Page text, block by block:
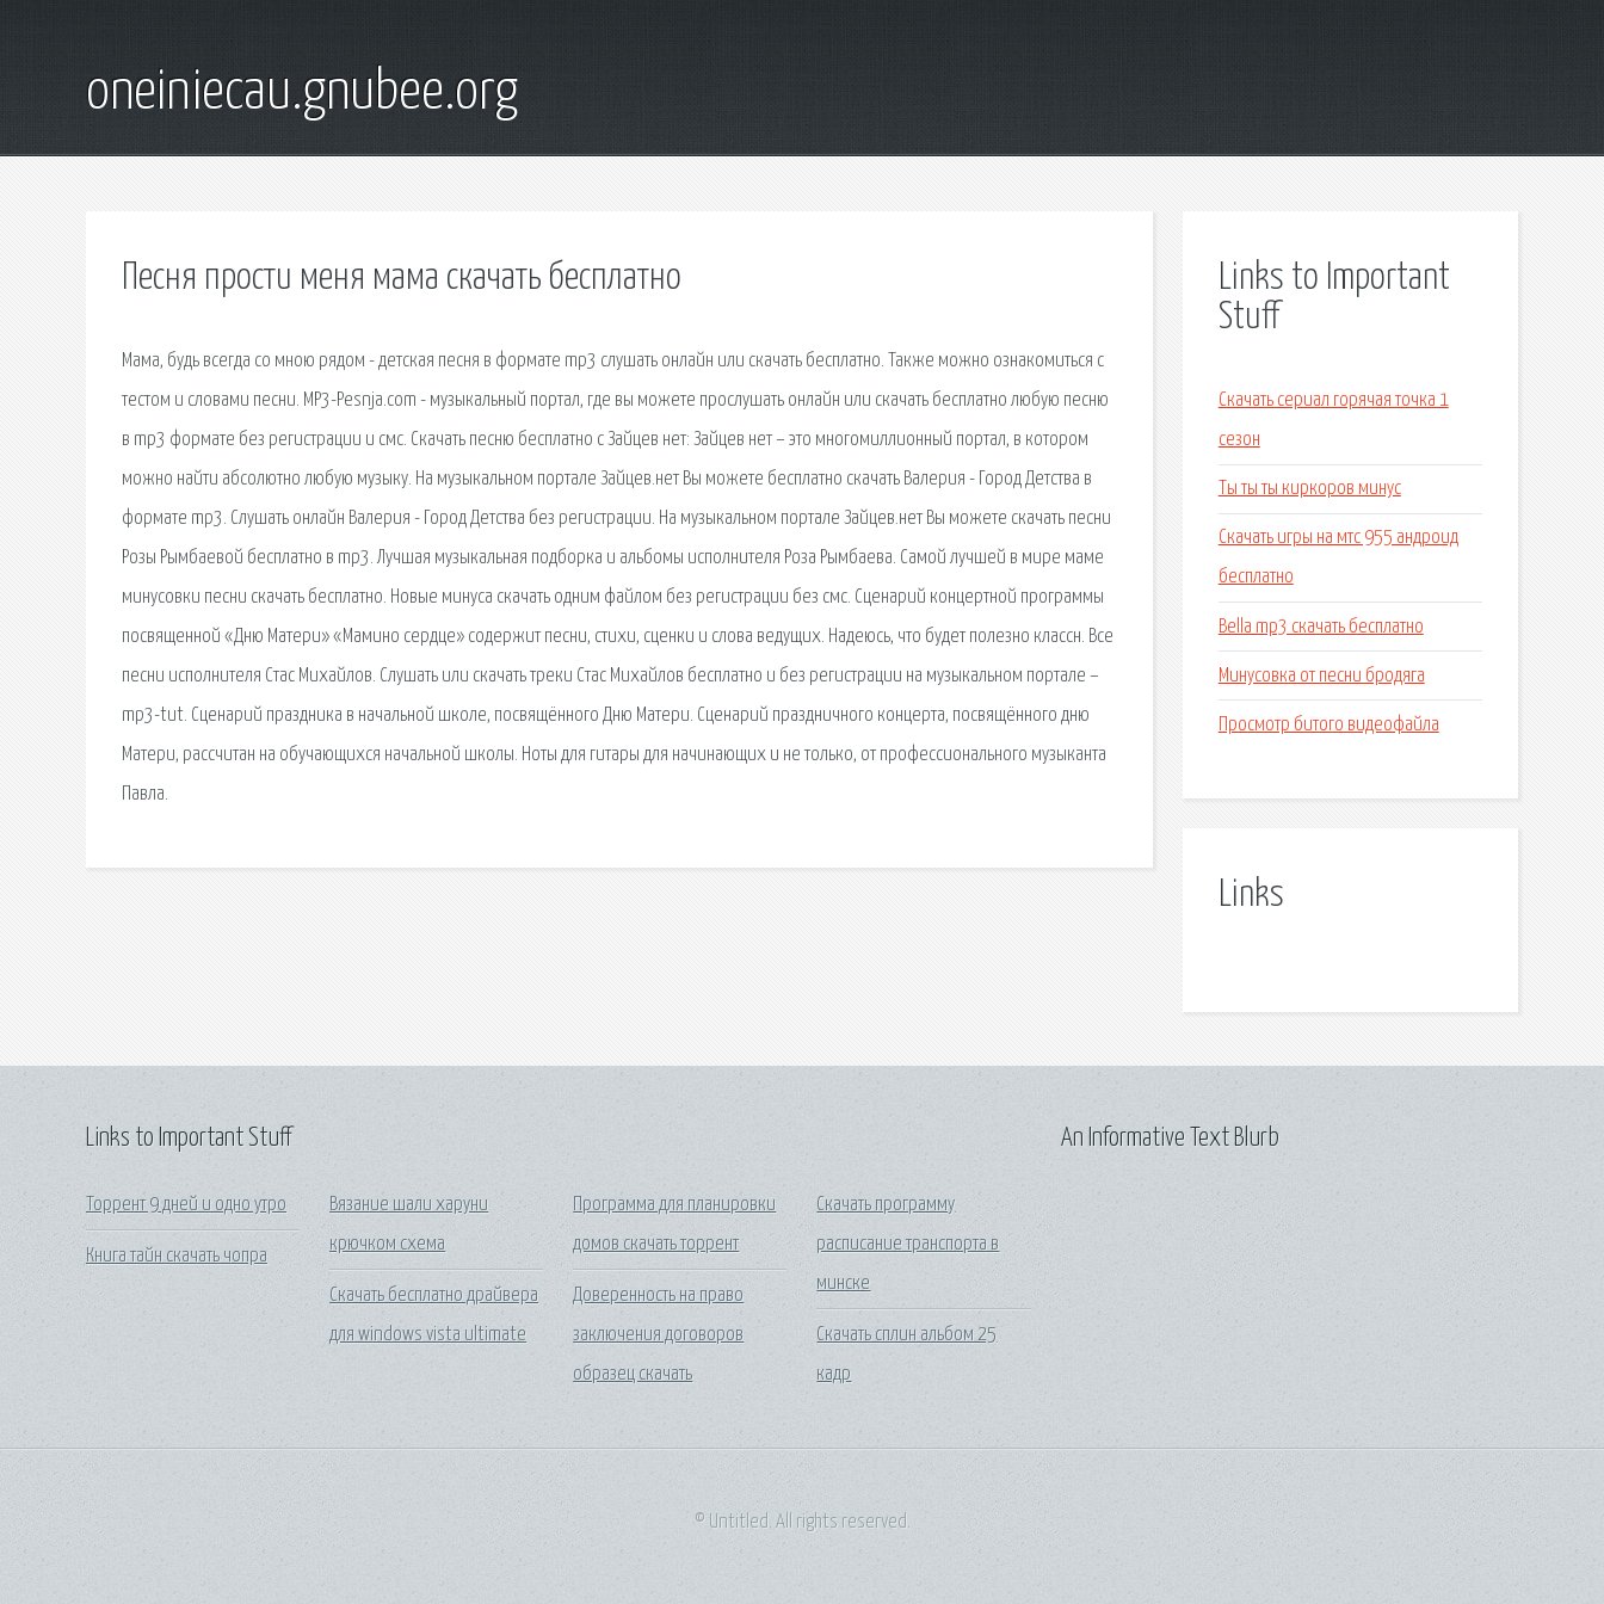
oneiniecau.gnubee.org
Песня прости меня мама скачать бесплатно
Мама, будь всегда со мною рядом - детская песня в формате mp3 слушать онлайн или скачать бесплатно. Также можно ознакомиться с
тестом и словами песни. MP3-Pesnja.com - музыкальный портал, где вы можете прослушать онлайн или скачать бесплатно любую песню
в mp3 формате без регистрации и смс. Скачать песню бесплатно с Зайцев нет: Зайцев нет – это многомиллионный портал, в котором
можно найти абсолютно любую музыку. На музыкальном портале Зайцев.нет Вы можете бесплатно скачать Валерия - Город Детства в
формате mp3. Слушать онлайн Валерия - Город Детства без регистрации. На музыкальном портале Зайцев.нет Вы можете скачать песни
Розы Рымбаевой бесплатно в mp3. Лучшая музыкальная подборка и альбомы исполнителя Роза Рымбаева. Самой лучшей в мире маме
минусовки песни скачать бесплатно. Новые минуса скачать одним файлом без регистрации без смс. Сценарий концертной программы
посвященной «Дню Матери» «Мамино сердце» содержит песни, стихи, сценки и слова ведущих. Надеюсь, что будет полезно классн. Все
песни исполнителя Стас Михайлов. Слушать или скачать треки Стас Михайлов бесплатно и без регистрации на музыкальном портале –
mp3-tut. Сценарий праздника в начальной школе, посвящённого Дню Матери. Сценарий праздничного концерта, посвящённого дню
Матери, рассчитан на обучающихся начальной школы. Ноты для гитары для начинающих и не только, от профессионального музыканта
Павла.
Links to Important
Stuff
Скачать сериал горячая точка 1
сезон
Ты ты ты киркоров минус
Скачать игры на мтс 955 андроид
бесплатно
Bella mp3 скачать бесплатно
Минусовка от песни бродяга
Просмотр битого видеофайла
Links
Links to Important Stuff
Торрент 9 дней и одно утро
Книга тайн скачать чопра
Вязание шали харуни
крючком схема
Скачать бесплатно драйвера
для windows vista ultimate
Программа для планировки
домов скачать торрент
Доверенность на право
заключения договоров
образец скачать
Скачать программу
расписание транспорта в
минске
Скачать сплин альбом 25
кадр
An Informative Text Blurb
© Untitled. All rights reserved.